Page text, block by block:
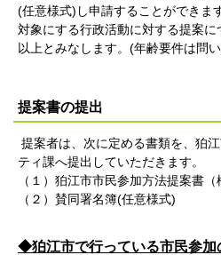
(任意様式)し申請することができま
対象にする行政活動に対する提案
以上とみなします。(年齢要件は問
提案書の提出
提案者は、次に定める書類を、狛
ティ課へ提出していただきます。
（１）狛江市市民参加方法提案書（
（２）賛同署名簿(任意様式)
◆狛江市で行っている市民参加